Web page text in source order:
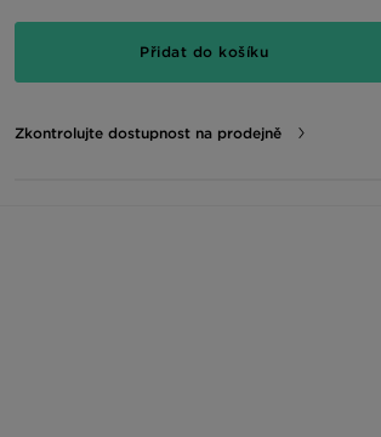
Přidat do košíku
Zkontrolujte dostupnost na prodejně